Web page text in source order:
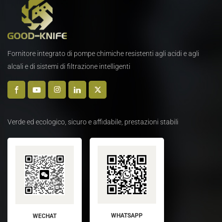
Fornitore integrato di pompe chimiche resistenti agli acidi e agli
alcali e di sistemi di filtrazione intelligenti
Verde ed ecologico, sicuro e affidabile, prestazioni stabili
WECHAT WHATSAPP